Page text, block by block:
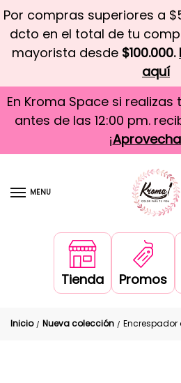
Por compras superiores a
dcto en el total de tu
mayorista desde $100.000.
aquí
En Kroma Space si
antes de las 12:00 pm.
¡
MENU
Tienda Promos
Inicio / Nueva colección / Encrespador